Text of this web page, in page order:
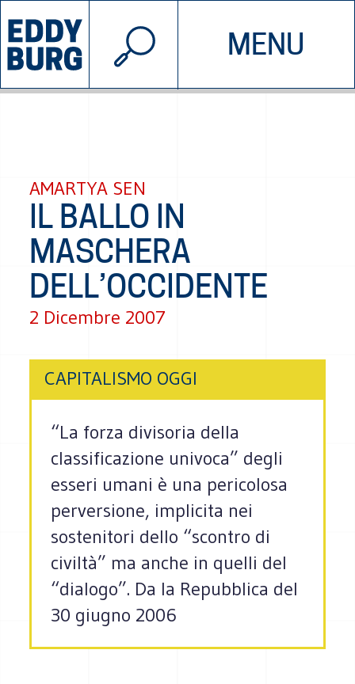
MENU
INIZIATIVE CHI SIAMO
© 2026 EDDYBURG
AMARTYA SEN
IL BALLO IN
MASCHERA
DELL’OCCIDENTE
2 Dicembre 2007
CAPITALISMO OGGI
“La forza divisoria della
classificazione univoca” degli
esseri umani è una pericolosa
perversione, implicita nei
sostenitori dello “scontro di
civiltà” ma anche in quelli del
“dialogo”. Da la Repubblica del
30 giugno 2006